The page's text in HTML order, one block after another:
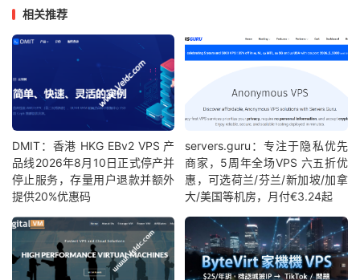
相关推荐
DMIT：香港 HKG EBv2 VPS 产
品线2026年8月10日正式停产并
停止服务，存量用户退款并额外
提供20%优惠码
servers.guru：专注于隐私优先
商家，5周年全场VPS 六五折优
惠，可选荷兰/芬兰/新加坡/加拿
大/美国等机房，月付€3.24起